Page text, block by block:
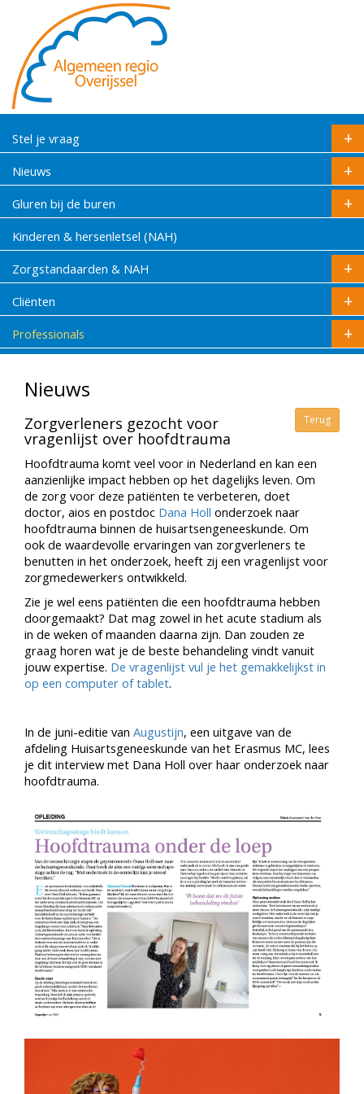
Stel je vraag
Nieuws
Gluren bij de buren
Kinderen & hersenletsel (NAH)
Zorgstandaarden & NAH
Cliënten
Professionals
Nieuws
Terug
Zorgverleners gezocht voor
vragenlijst over hoofdtrauma
Hoofdtrauma komt veel voor in Nederland en kan een
aanzienlijke impact hebben op het dagelijks leven. Om
de zorg voor deze patiënten te verbeteren, doet
doctor, aios en postdoc Dana Holl onderzoek naar
hoofdtrauma binnen de huisartsengeneeskunde. Om
ook de waardevolle ervaringen van zorgverleners te
benutten in het onderzoek, heeft zij een vragenlijst voor
zorgmedewerkers ontwikkeld.
Zie je wel eens patiënten die een hoofdtrauma hebben
doorgemaakt? Dat mag zowel in het acute stadium als
in de weken of maanden daarna zijn. Dan zouden ze
graag horen wat je de beste behandeling vindt vanuit
jouw expertise. De vragenlijst vul je het gemakkelijkst in
op een computer of tablet.
In de juni-editie van Augustijn, een uitgave van de
afdeling Huisartsgeneeskunde van het Erasmus MC, lees
je dit interview met Dana Holl over haar onderzoek naar
hoofdtrauma.